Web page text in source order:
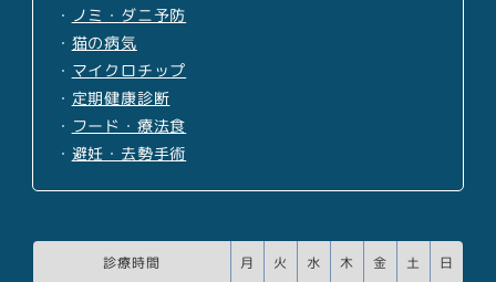
・ ノミ・ダニ予防
・ 猫の病気
・ マイクロチップ
・ 定期健康診断
・ フード・療法食
・ 避妊・去勢手術
診療時間 月 火 水 木 金 土 日